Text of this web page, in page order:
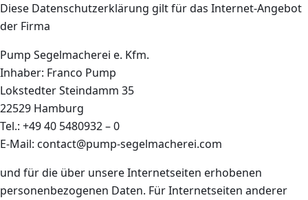
Diese Datenschutzerklärung gilt für das Internet-Angebot
der Firma
Pump Segelmacherei e. Kfm.
Inhaber: Franco Pump
Lokstedter Steindamm 35
22529 Hamburg
Tel.: +49 40 5480932 – 0
E-Mail: contact@pump-segelmacherei.com
und für die über unsere Internetseiten erhobenen
personenbezogenen Daten. Für Internetseiten anderer